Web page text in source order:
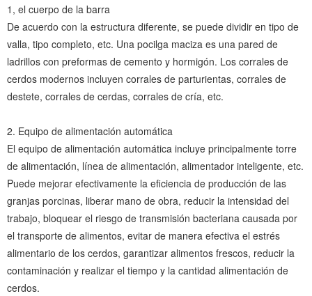
1, el cuerpo de la barra
De acuerdo con la estructura diferente, se puede dividir en tipo de
valla, tipo completo, etc. Una pocilga maciza es una pared de
ladrillos con preformas de cemento y hormigón. Los corrales de
cerdos modernos incluyen corrales de parturientas, corrales de
destete, corrales de cerdas, corrales de cría, etc.
2. Equipo de alimentación automática
El equipo de alimentación automática incluye principalmente torre
de alimentación, línea de alimentación, alimentador inteligente, etc.
Puede mejorar efectivamente la eficiencia de producción de las
granjas porcinas, liberar mano de obra, reducir la intensidad del
trabajo, bloquear el riesgo de transmisión bacteriana causada por
el transporte de alimentos, evitar de manera efectiva el estrés
alimentario de los cerdos, garantizar alimentos frescos, reducir la
contaminación y realizar el tiempo y la cantidad alimentación de
cerdos.